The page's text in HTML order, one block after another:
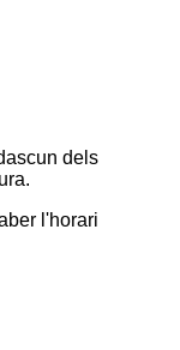
dels
l'horari